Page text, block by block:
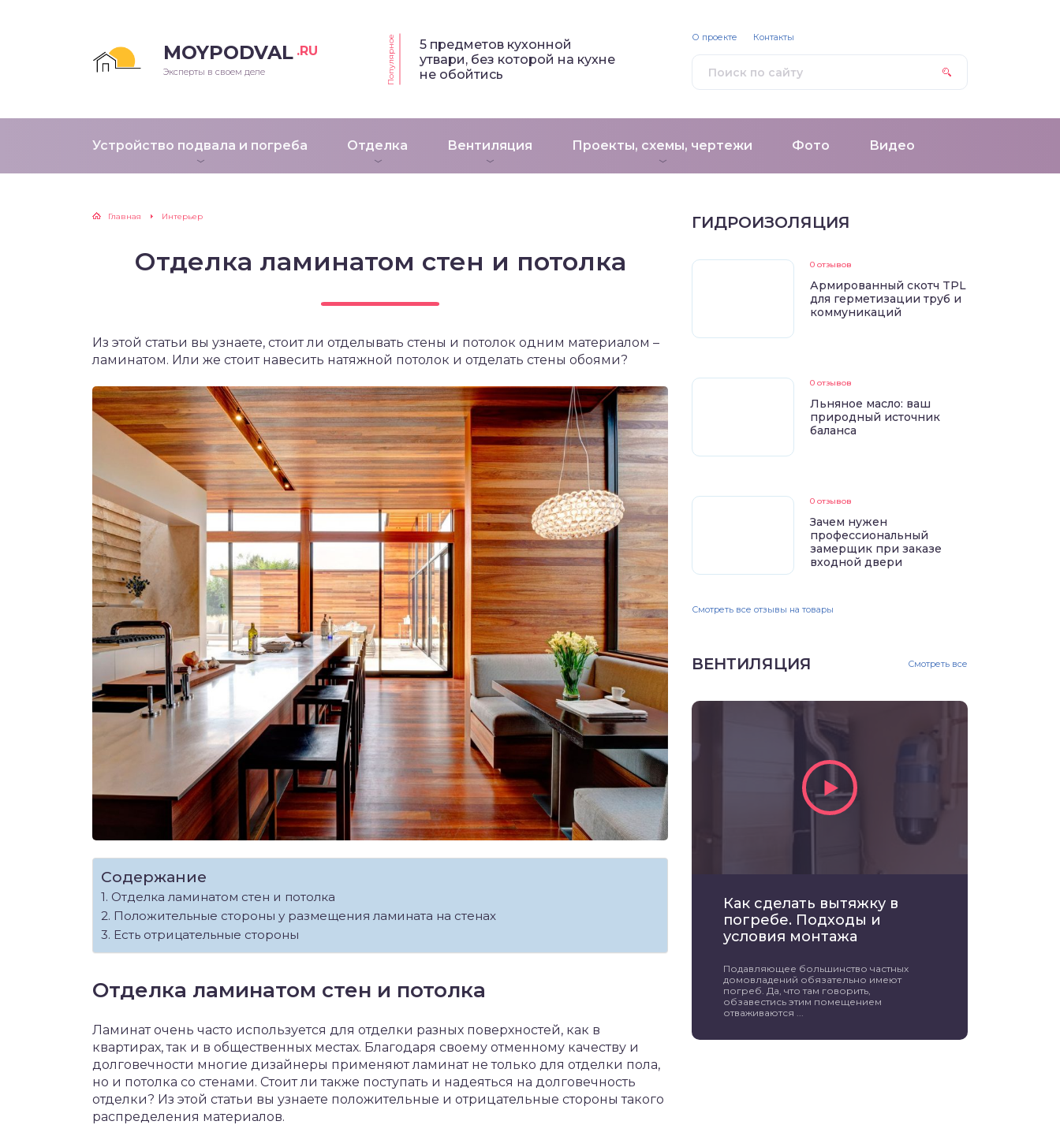
MOYPODVAL .RU
Эксперты в своем деле Популярное
5 предметов кухонной
утвари, без которой на кухне
не обойтись
Устройство подвала и погреба Отделка Вентиляция Проекты, схемы, чертежи Фото Видео
О проекте Контакты
Главная Интерьер
Отделка ламинатом стен и потолка
Из этой статьи вы узнаете, стоит ли отделывать стены и потолок одним материалом –
ламинатом. Или же стоит навесить натяжной потолок и отделать стены обоями?
Содержание
Отделка ламинатом стен и потолка
Положительные стороны у размещения ламината на стенах
Есть отрицательные стороны
Отделка ламинатом стен и потолка
Ламинат очень часто используется для отделки разных поверхностей, как в
квартирах, так и в общественных местах. Благодаря своему отменному качеству и
долговечности многие дизайнеры применяют ламинат не только для отделки пола,
но и потолка со стенами. Стоит ли также поступать и надеяться на долговечность
отделки? Из этой статьи вы узнаете положительные и отрицательные стороны такого
распределения материалов.
ГИДРОИЗОЛЯЦИЯ
0 отзывов
Армированный скотч TPL
для герметизации труб и
коммуникаций
0 отзывов
Льняное масло: ваш
природный источник
баланса
0 отзывов
Зачем нужен
профессиональный
замерщик при заказе
входной двери
Смотреть все отзывы на товары
ВЕНТИЛЯЦИЯ Смотреть все
Как сделать вытяжку в
погребе. Подходы и
условия монтажа
Подавляющее большинство частных
домовладений обязательно имеют
погреб. Да, что там говорить,
обзавестись этим помещением
отваживаются ...